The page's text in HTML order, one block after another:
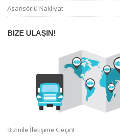
Asansörlü Nakliyat
BIZE ULAŞIN!
Bizimle İletişime Geçin!